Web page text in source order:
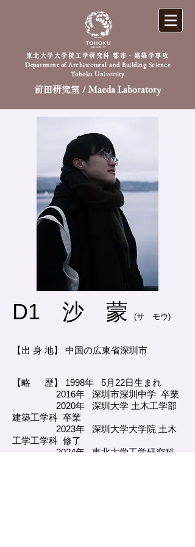
前田研究室 / Maeda Laboratory
東北大学大学院工学研究科 都市・建築学専攻
Department of Architectural and Building Science
Tohoku University
D1 沙 蒙 (サ モウ)
【出 身 地】 中国の広東省深圳市
【略 歴】 1998年 5月22日生まれ
2016年 深圳市深圳中学 卒業
2020年 深圳大学 土木工学部
建築工学科 卒業
2023年 深圳大学大学院 土木
工学工学科 修了
2024年 東北大学工学研究科